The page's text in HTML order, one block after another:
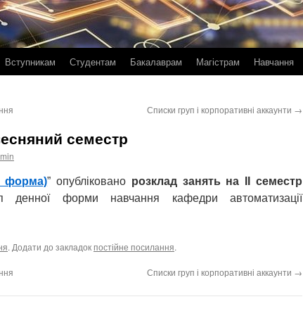
Вступникам Студентам Бакалаврам Магістрам Навчання
Списки груп і корпоративні аккаунти →
семестр
форма)” опубліковано розклад занять на II семестр
форми навчання кафедри автоматизації
. Додати до закладокпостійне посилання.
Списки груп і корпоративні аккаунти →